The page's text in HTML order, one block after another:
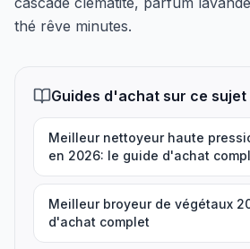
thé rêve minutes.
Guides d'achat sur ce sujet
Meilleur nettoyeur haute
en 2026: le guide d'achat
Meilleur broyeur de végétaux
d'achat complet